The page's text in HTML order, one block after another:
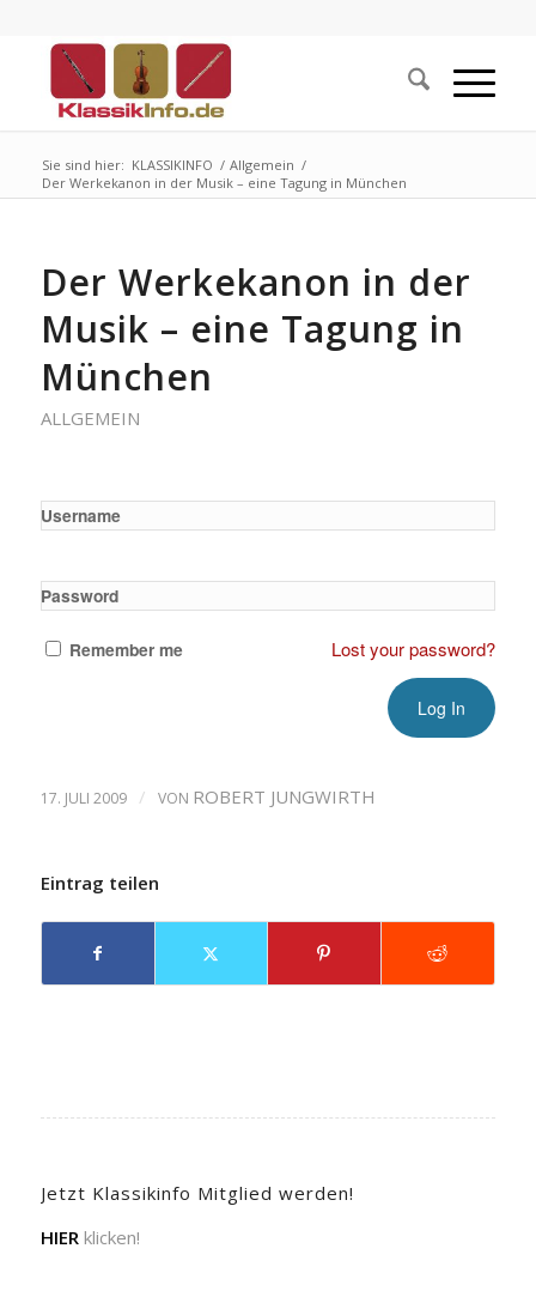
Sie sind hier: KLASSIKINFO / Allgemein /
Der Werkekanon in der Musik – eine Tagung in München
Der Werkekanon in der
Musik – eine Tagung in
München
ALLGEMEIN
Username
Password
Remember me Lost your password?
17. JULI 2009 / VON ROBERT JUNGWIRTH
Eintrag teilen
Jetzt Klassikinfo Mitglied werden!
HIER klicken!